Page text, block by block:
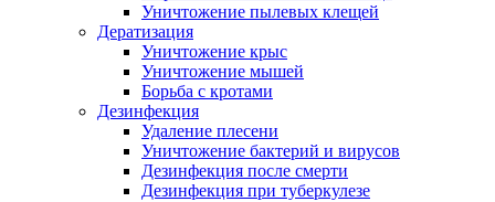
Уничтожение пылевых клещей
Дератизация
Уничтожение крыс
Уничтожение мышей
Борьба с кротами
Дезинфекция
Удаление плесени
Уничтожение бактерий и вирусов
Дезинфекция после смерти
Дезинфекция при туберкулезе